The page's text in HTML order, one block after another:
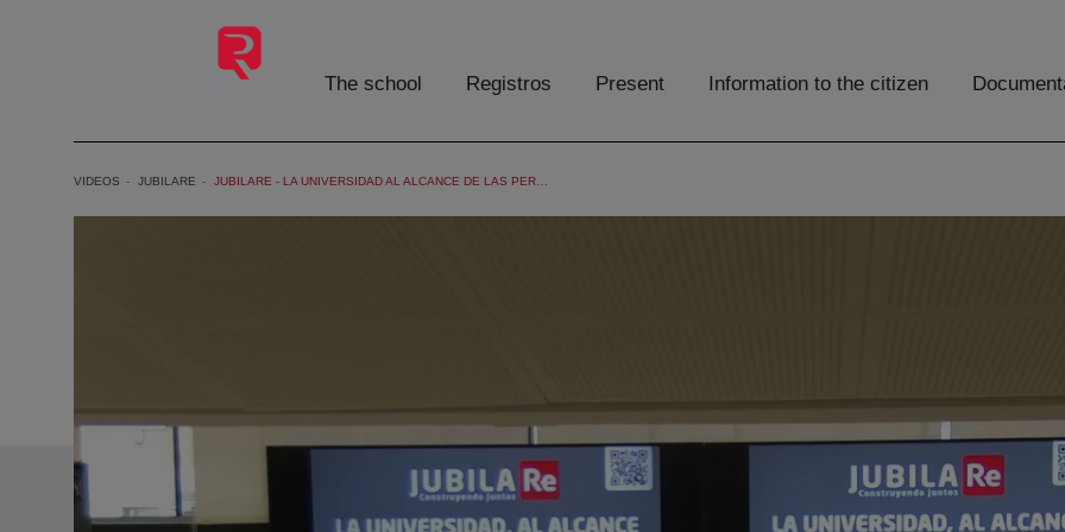
The school Registros Present Information to the citizen
VIDEOS JUBILARE JUBILARE - LA UNIVERSIDAD AL ALCANCE DE LAS PERSONAS MAYORES